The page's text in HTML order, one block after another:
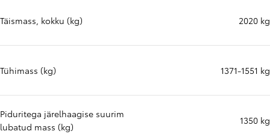
Täismass, kokku (kg) 2020 kg
Tühimass (kg) 1371-1551 kg
Piduritega järelhaagise suurim
lubatud mass (kg)
1350 kg